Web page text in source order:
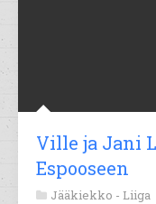
Ville ja Jani
Espooseen
Jääkiekko - Liiga